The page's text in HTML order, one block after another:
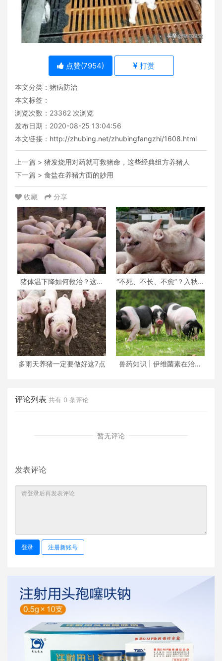
点赞(7954) 打赏
本文分类： 猪病防治
本文标签：
浏览次数： 23362 次浏览
发布日期：2020-08-25 13:04:56
本文链接： http://zhubing.net/zhubingfangzhi/1608.html
上一篇 > 猪发烧用对药就可救猪命，这些经典组方养猪人
下一篇 > 食盐在养猪方面的妙用
收藏 分享
猪体温下降如何救治？这位
老兽医给出了这套方
“不死、不长、不愈”？入秋以
后，养猪人请警
多雨天养猪一定要做好这7点
兽药知识 | 伊维菌素在治疗
评论列表 共有 0 条评论
暂无评论
发表评论
登录 注册新账号